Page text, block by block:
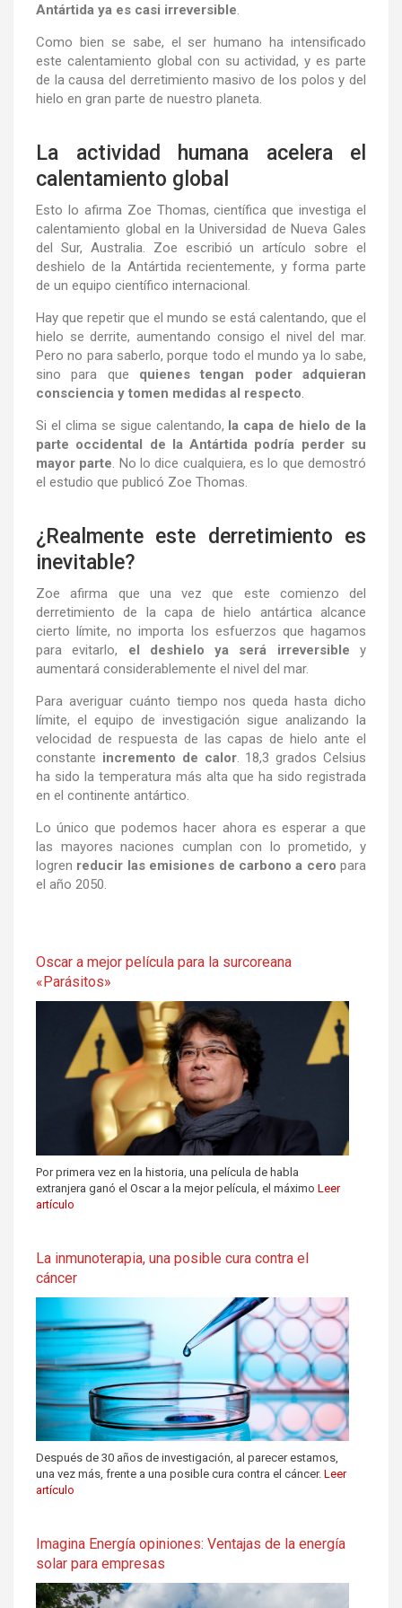
Antártida ya es casi irreversible.
Como bien se sabe, el ser humano ha intensificado
este calentamiento global con su actividad, y es parte
de la causa del derretimiento masivo de los polos y del
hielo en gran parte de nuestro planeta.
La actividad humana acelera el
calentamiento global
Esto lo afirma Zoe Thomas, científica que investiga el
calentamiento global en la Universidad de Nueva Gales
del Sur, Australia. Zoe escribió un artículo sobre el
deshielo de la Antártida recientemente, y forma parte
de un equipo científico internacional.
Hay que repetir que el mundo se está calentando, que el
hielo se derrite, aumentando consigo el nivel del mar.
Pero no para saberlo, porque todo el mundo ya lo sabe,
sino para que quienes tengan poder adquieran
consciencia y tomen medidas al respecto.
Si el clima se sigue calentando, la capa de hielo de la
parte occidental de la Antártida podría perder su
mayor parte. No lo dice cualquiera, es lo que demostró
el estudio que publicó Zoe Thomas.
¿Realmente este derretimiento es
inevitable?
Zoe afirma que una vez que este comienzo del
derretimiento de la capa de hielo antártica alcance
cierto límite, no importa los esfuerzos que hagamos
para evitarlo, el deshielo ya será irreversible y
aumentará considerablemente el nivel del mar.
Para averiguar cuánto tiempo nos queda hasta dicho
límite, el equipo de investigación sigue analizando la
velocidad de respuesta de las capas de hielo ante el
constante incremento de calor. 18,3 grados Celsius
ha sido la temperatura más alta que ha sido registrada
en el continente antártico.
Lo único que podemos hacer ahora es esperar a que
las mayores naciones cumplan con lo prometido, y
logren reducir las emisiones de carbono a cero para
el año 2050.
Oscar a mejor película para la surcoreana
«Parásitos»
Por primera vez en la historia, una película de habla
extranjera ganó el Oscar a la mejor película, el máximo Leer
artículo
La inmunoterapia, una posible cura contra el
cáncer
Después de 30 años de investigación, al parecer estamos,
una vez más, frente a una posible cura contra el cáncer. Leer
artículo
Imagina Energía opiniones: Ventajas de la energía
solar para empresas